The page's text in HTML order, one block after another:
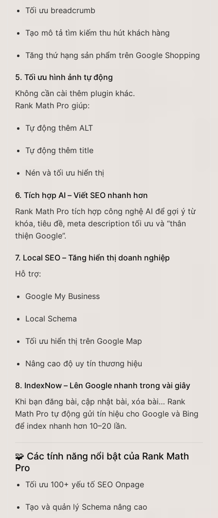
Tối ưu breadcrumb
Tạo mô tả tìm kiếm thu hút khách hàng
Tăng thứ hạng sản phẩm trên Google Shopping
5. Tối ưu hình ảnh tự động
Không cần cài thêm plugin khác.
Rank Math Pro giúp:
Tự động thêm ALT
Tự động thêm title
Nén và tối ưu hiển thị
6. Tích hợp AI – Viết SEO nhanh hơn
Rank Math Pro tích hợp công nghệ AI để gợi ý từ
khóa, tiêu đề, meta description tối ưu và “thân
thiện Google”.
7. Local SEO – Tăng hiển thị doanh nghiệp
Hỗ trợ:
Google My Business
Local Schema
Tối ưu hiển thị trên Google Map
Nâng cao độ uy tín thương hiệu
8. IndexNow – Lên Google nhanh trong vài giây
Khi bạn đăng bài, cập nhật bài, xóa bài… Rank
Math Pro tự động gửi tín hiệu cho Google và Bing
để index nhanh hơn 10–20 lần.
🧩 Các tính năng nổi bật của Rank Math
Pro
Tối ưu 100+ yếu tố SEO Onpage
Tạo và quản lý Schema nâng cao